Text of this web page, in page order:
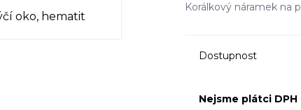
Korálkový náramek na
Dostupnost
Nejsme plátci DPH